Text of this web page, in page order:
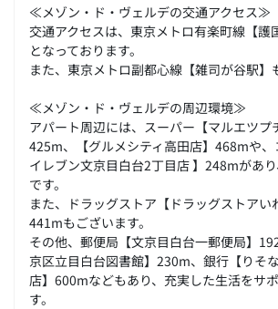
≪メゾン・ド・ヴェルデの交通アクセス≫
交通アクセスは、東京メトロ有楽町線【護
となっております。
また、東京メトロ副都心線【雑司が谷駅】
≪メゾン・ド・ヴェルデの周辺環境≫
アパート周辺には、スーパー【マルエツプ
425m、【グルメシティ高田店】468mや
イレブン文京目白台2丁目店 】248mがあ
です。
また、ドラッグストア【ドラッグストアい
441mもございます。
その他、郵便局【文京目白台一郵便局】
京区立目白台図書館】230m、銀行【りそ
店】600mなどもあり、充実した生活をサ
す。